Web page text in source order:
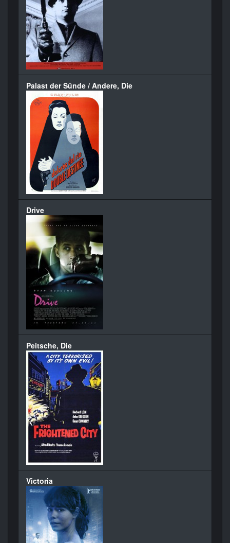
Palast der Sünde / Andere, Die
Drive
Peitsche, Die
Victoria